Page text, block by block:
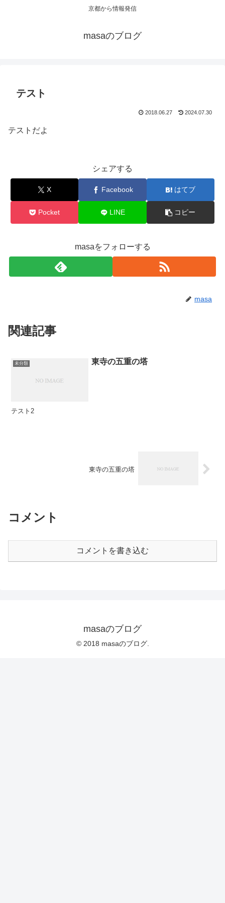
京都から情報発信
masaのブログ
テスト
2018.06.27 2024.07.30
テストだよ
シェアする
X Facebook はてブ
Pocket LINE コピー
masaをフォローする
masa
関連記事
未分類 東寺の五重の塔
テスト2
東寺の五重の塔
コメント
コメントを書き込む
masaのブログ
© 2018 masaのブログ.